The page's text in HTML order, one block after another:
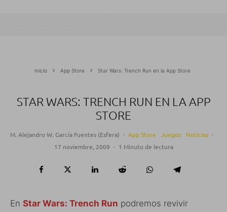
Inicio App Store Star Wars: Trench Run en la App Store
STAR WARS: TRENCH RUN EN LA APP
STORE
M. Alejandro W. García Fuentes (Esfera) · App Store Juegos Noticias ·
17 noviembre, 2009 · 1 Minuto de lectura
En Star Wars: Trench Run podremos revivir